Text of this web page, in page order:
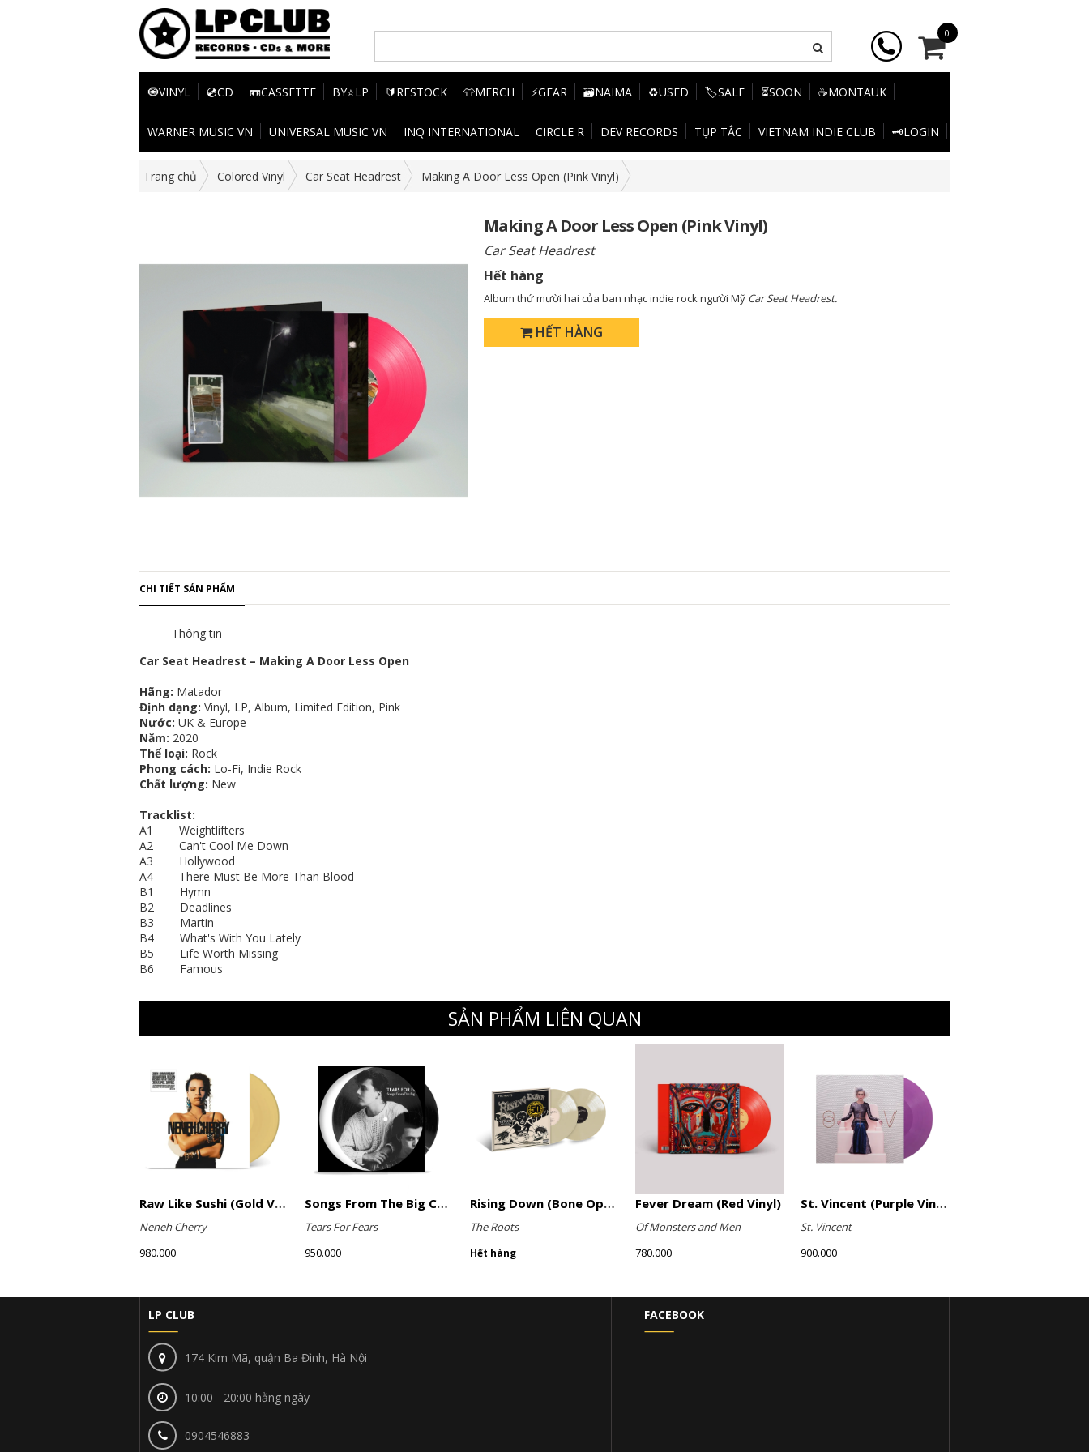
0
🧿VINYL 💿CD 📼CASSETTE BY⭐LP 🔰RESTOCK 👕MERCH ⚡GEAR 🗃️NAIMA ♻️USED 🏷️SALE ⏳SOON ☕MONTAUK
WARNER MUSIC VN UNIVERSAL MUSIC VN INQ INTERNATIONAL CIRCLE R DEV RECORDS TỤP TẮC VIETNAM INDIE CLUB 🗝️LOGIN
Trang chủ Colored Vinyl Car Seat Headrest Making A Door Less Open (Pink Vinyl)
Making A Door Less Open (Pink Vinyl)
Car Seat Headrest
Hết hàng
Album thứ mười hai của ban nhạc indie rock người Mỹ Car Seat Headrest.
HẾT HÀNG
CHI TIẾT SẢN PHẨM
Thông tin
Car Seat Headrest – Making A Door Less Open
Hãng: Matador
Định dạng: Vinyl, LP, Album, Limited Edition, Pink
Nước: UK & Europe
Năm: 2020
Thể loại: Rock
Phong cách: Lo-Fi, Indie Rock
Chất lượng: New
Tracklist:
A1 Weightlifters
A2 Can't Cool Me Down
A3 Hollywood
A4 There Must Be More Than Blood
B1 Hymn
B2 Deadlines
B3 Martin
B4 What's With You Lately
B5 Life Worth Missing
B6 Famous
SẢN PHẨM LIÊN QUAN
Raw Like Sushi (Gold Vinyl)
Neneh Cherry
980.000
Songs From The Big Chair (Picture Disc)
Tears For Fears
950.000
Rising Down (Bone Opaque Vinyl)
The Roots
Hết hàng
Fever Dream (Red Vinyl)
Of Monsters and Men
780.000
St. Vincent (Purple Vinyl)
St. Vincent
900.000
LP CLUB
174 Kim Mã, quận Ba Đình, Hà Nội
10:00 - 20:00 hằng ngày
0904546883
FACEBOOK